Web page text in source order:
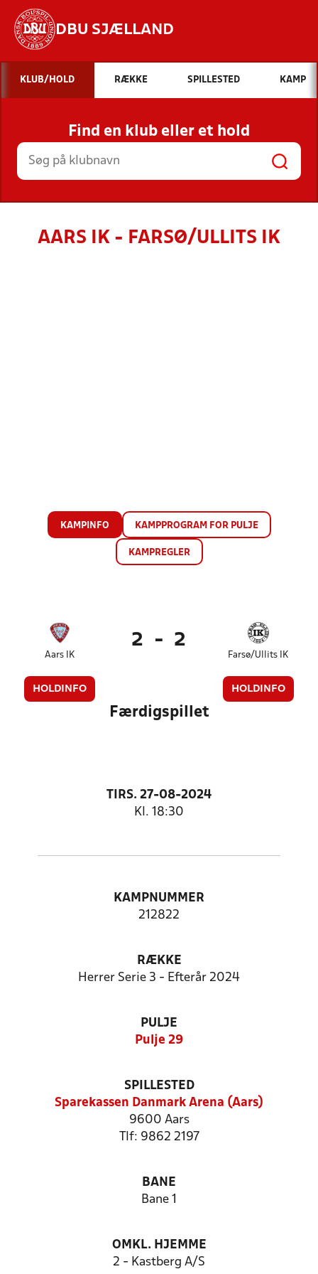
DBU SJÆLLAND
Hvad vil du søge efter?
INDHOLD OG NYHEDER
STILLINGER, RESULTATER, KLUBBER OG
HOLD
KLUB/HOLD RÆKKE SPILLESTED KAMP
Find en klub eller et hold
AARS IK - FARSØ/ULLITS IK
KAMPINFO KAMPPROGRAM FOR PULJE
KAMPREGLER
Aars IK
HOLDINFO
2 - 2
Farsø/Ullits IK
HOLDINFO
Færdigspillet
TIRS. 27-08-2024
Kl. 18:30
KAMPNUMMER
212822
RÆKKE
Herrer Serie 3 - Efterår 2024
PULJE
Pulje 29
SPILLESTED
Sparekassen Danmark Arena (Aars)
9600 Aars
Tlf: 9862 2197
BANE
Bane 1
OMKL. HJEMME
2 - Kastberg A/S